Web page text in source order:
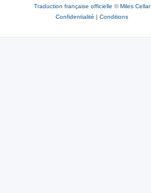
Traduction française officielle ©Miles Cellar
Confidentialité | Conditions